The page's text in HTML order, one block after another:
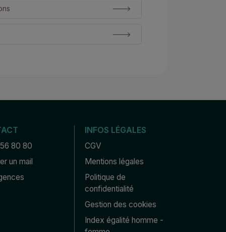
80 80
un mail
INFOS LÉGALES
CGV
Mentions légales
Politique de
confidentialité
Gestion des cookies
Index égalité homme -